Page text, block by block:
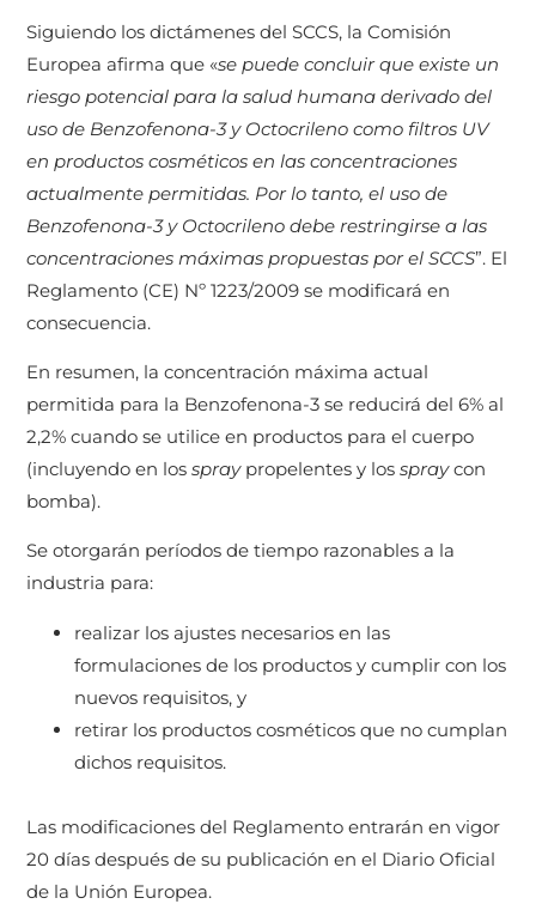
Siguiendo los dictámenes del SCCS, la Comisión
Europea afirma que «se puede concluir que existe un
riesgo potencial para la salud humana derivado del
uso de Benzofenona-3 y Octocrileno como filtros UV
en productos cosméticos en las concentraciones
actualmente permitidas. Por lo tanto, el uso de
Benzofenona-3 y Octocrileno debe restringirse a las
concentraciones máximas propuestas por el SCCS”. El
Reglamento (CE) Nº 1223/2009 se modificará en
consecuencia.
En resumen, la concentración máxima actual
permitida para la Benzofenona-3 se reducirá del 6% al
2,2% cuando se utilice en productos para el cuerpo
(incluyendo en losspraypropelentes y losspraycon
bomba).
Se otorgarán períodos de tiempo razonables a la
industria para:
realizar los ajustes necesarios en las
formulaciones de los productos y cumplir con los
nuevos requisitos, y
retirar los productos cosméticos que no cumplan
dichos requisitos.
Las modificaciones del Reglamento entrarán en vigor
20 días después de su publicación en el Diario Oficial
de la Unión Europea.